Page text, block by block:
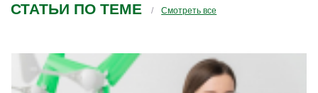
СТАТЬИ ПО ТЕМЕ Смотреть все